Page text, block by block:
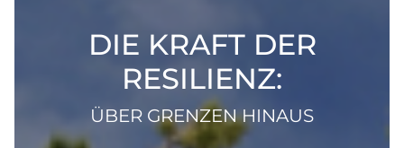
DIE KRAFT DER
RESILIENZ:
ÜBER GRENZEN HINAUS